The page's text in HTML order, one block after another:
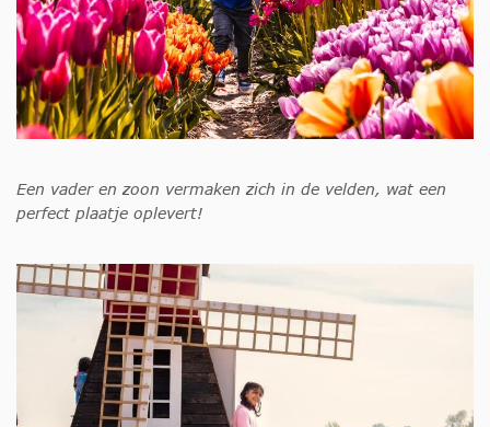
Een vader en zoon vermaken zich in de velden, wat een
perfect plaatje oplevert!